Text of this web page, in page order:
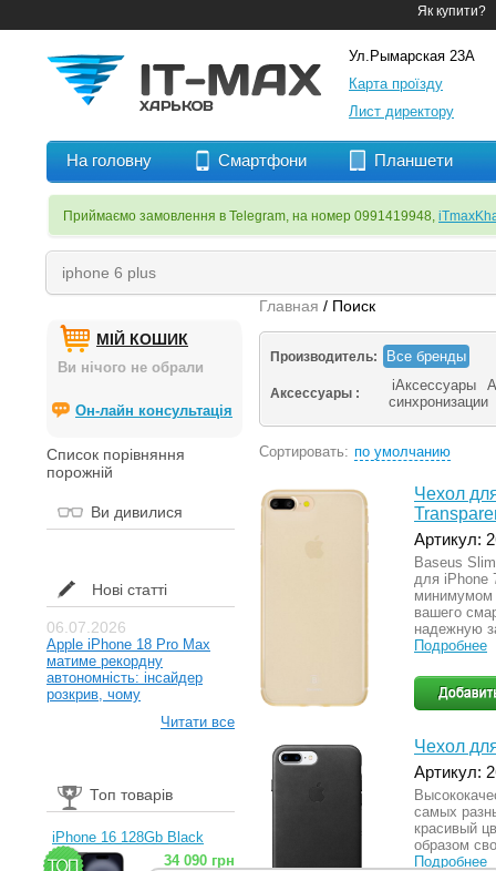
Як купити?
Ул.Рымарская 23А
Карта проїзду
Лист директору
На головну Смартфони Планшети
Приймаємо замовлення в Telegram, на номер 0991419948,
МІЙ КОШИК
Ви нічого не обрали
Он-лайн консультація
Список порівняння
порожній
Ви дивилися
Нові статті
06.07.2026
Apple iPhone 18 Pro Max
матиме рекордну
автономність: інсайдер
розкрив, чому
Читати все
Топ товарів
iPhone 16 128Gb Black
34 090 грн
Главная / Поиск
Производитель: Все бренды
Аксессуары : iАксессуары
синхронизации
Сортировать: по умолчанию
Чехол
Артикул:
Baseus
для iPhone
минимумом
вашего
надежную
Подробнее
Чехол
Артикул:
самых
красивый
образом
Подробнее